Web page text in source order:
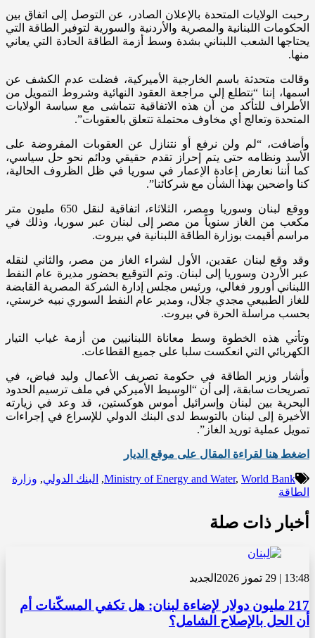
رحبت الولايات المتحدة بالإعلان الصادر، عن التوصل إلى اتفاق بين
الحكومات اللبنانية والمصرية والأردنية والسورية لتوفير الطاقة التي
يحتاجها الشعب اللبناني بشدة وسط أزمة الطاقة الحادة التي يعاني
منها.
وقالت متحدثة باسم الخارجية الأميركية، فضلت عدم الكشف عن
اسمها، إننا “نتطلع إلى مراجعة العقود النهائية وشروط التمويل من
الأطراف للتأكد من أن هذه الاتفاقية تتماشى مع سياسة الولايات
المتحدة وتعالج أي مخاوف محتملة تتعلق بالعقوبات”.
وأضافت، “لم ولن نرفع أو نتنازل عن العقوبات المفروضة على
الأسد ونظامه حتى يتم إحراز تقدم حقيقي ودائم نحو حل سياسي،
كما أننا نعارض إعادة الإعمار في سوريا في ظل الظروف الحالية،
كنا واضحين بهذا الشأن مع شركائنا”.
ووقع لبنان وسوريا ومصر، الثلاثاء، اتفاقية لنقل 650 مليون متر
مكعب من الغاز سنوياً من مصر إلى لبنان عبر سوريا، وذلك في
مراسم أقيمت بوزارة الطاقة اللبنانية في بيروت.
وقد وقع لبنان عقدين، الأول لشراء الغاز من مصر، والثاني لنقله
عبر الأردن وسوريا إلى لبنان. وتم التوقيع بحضور مديرة عام النفط
اللبناني أورور فغالي، ورئيس مجلس إدارة الشركة المصرية القابضة
للغاز الطبيعي مجدي جلال، ومدير عام النفط السوري نبيه خرستي،
بحسب مراسلة الحرة في بيروت.
وتأتي هذه الخطوة وسط معاناة اللبنانيين من أزمة غياب التيار
الكهربائي التي انعكست سلبا على جميع القطاعات.
وأشار وزير الطاقة في حكومة تصريف الأعمال وليد فياض، في
تصريحات سابقة، إلى أن “الوسيط الأميركي في ملف ترسيم الحدود
البحرية بين لبنان وإسرائيل أموس هوكستين، قد وعد في زيارته
الأخيرة إلى لبنان بالتوسط لدى البنك الدولي للإسراع في إجراءات
تمويل عملية توريد الغاز”.
اضغط هنا لقراءة المقال على موقع الديار
Ministry of Energy and Water, World Bank
, البنك الدولي, وزارة
الطاقة
أخبار ذات صلة
13:48 | 29 تموز 2026 الجديد
217 مليون دولار لإضاءة لبنان: هل تكفي المسكّنات أم
أن الحل بالإصلاح الشامل؟